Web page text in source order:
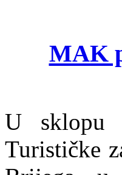
MAK
U sklopu
Turističke